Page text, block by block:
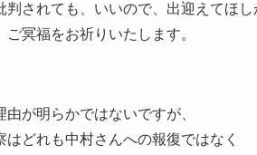
判されても、いいので、出迎えてほし
ご冥福をお祈りいたします。
由が明らかではないですが、
はどれも中村さんへの報復ではなく